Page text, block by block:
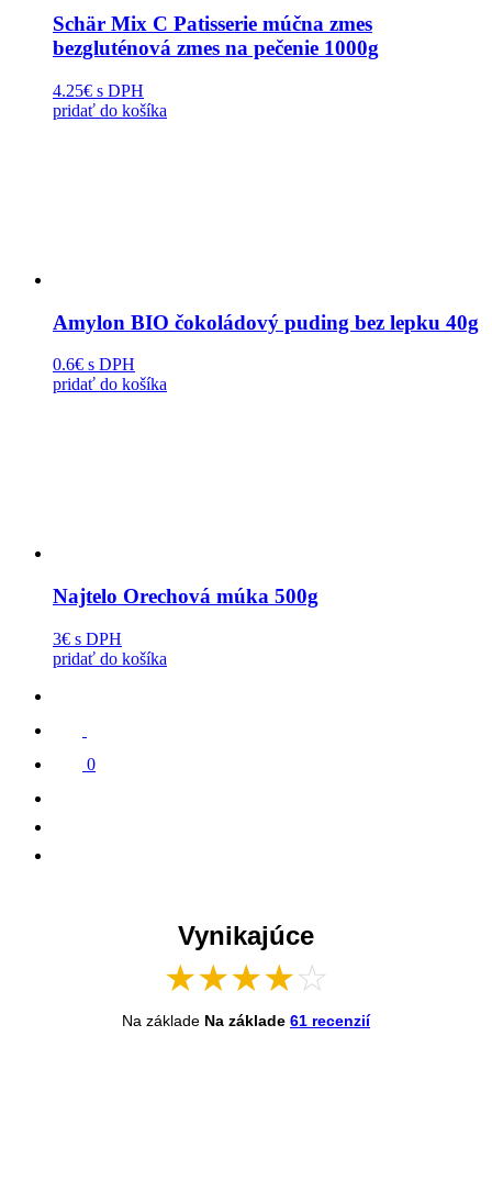
Schär Mix C Patisserie múčna zmes
bezgluténová zmes na pečenie 1000g
4.25€ s DPH
pridať do košíka
Amylon BIO čokoládový puding bez lepku 40g
0.6€ s DPH
pridať do košíka
Najtelo Orechová múka 500g
3€ s DPH
pridať do košíka
0
Vynikajúce
★★★★☆
Na základe Na základe 61 recenzií